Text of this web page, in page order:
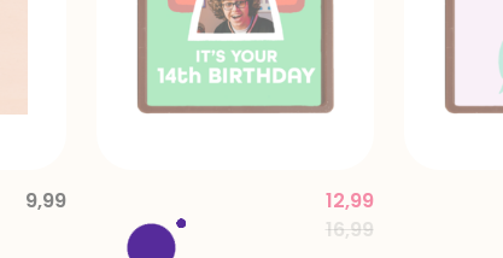
9,99
Price reduced from
16,99to
12,99